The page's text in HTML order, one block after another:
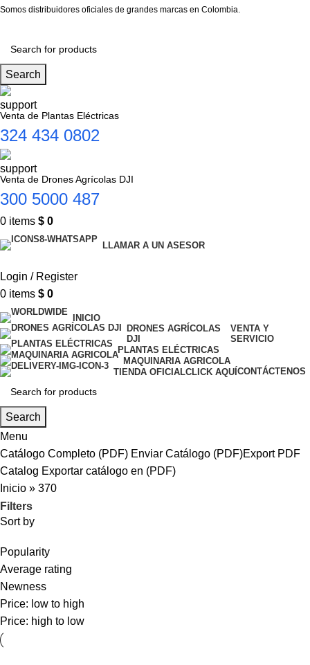
Somos distribuidores oficiales de grandes marcas en Colombia.
Search
Venta de Plantas Eléctricas
324 434 0802
Venta de Drones Agrícolas DJI
300 5000 487
0 items $ 0
LLAMAR A UN ASESOR
Login / Register
0 items $ 0
INICIO
DRONES AGRÍCOLAS
DJI
VENTA Y
SERVICIO
PLANTAS ELÉCTRICAS
MAQUINARIA AGRICOLA
TIENDA OFICIALCLICK AQUÍCONTÁCTENOS
Search
Menu
Catálogo Completo (PDF) Enviar Catálogo (PDF)Export PDF
Catalog Exportar catálogo en (PDF)
Inicio » 370
Filters
Sort by
Popularity
Average rating
Newness
Price: low to high
Price: high to low